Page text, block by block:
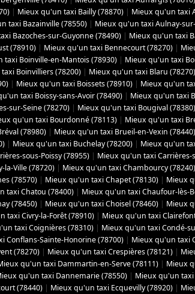
| Mieux qu'un taxi Bailly (78870) | Mieux qu'un taxi
taxi Bazainville (78550) | Mieux qu'un taxi Aulnay-
Bazoches-sur-Guyonne (78490) | Mieux qu'un taxi
(78910) | Mieux qu'un taxi Bennecourt (78270) |
taxi Boinville-en-Mantois (78930) | Mieux qu'un taxi
Boinvilliers (78200) | Mieux qu'un taxi Blaru (78270)
| Mieux qu'un taxi Boissets (78910) | Mieux qu'un
taxi Boissy-sans-Avoir (78490) | Mieux qu'un taxi
sur-Seine (78270) | Mieux qu'un taxi Bougival (78380)
qu'un taxi Bourdonné (78113) | Mieux qu'un taxi
(78980) | Mieux qu'un taxi Brueil-en-Vexin (78440)
| Mieux qu'un taxi Buchelay (78200) | Mieux qu'un
sous-Poissy (78955) | Mieux qu'un taxi Carrières-
la-Ville (78720) | Mieux qu'un taxi Chambourcy (78240)
(78570) | Mieux qu'un taxi Chapet (78130) | Mieux
taxi Chatou (78400) | Mieux qu'un taxi Chaufour-lès-
(78450) | Mieux qu'un taxi Choisel (78460) | Mieux
taxi Civry-la-Forêt (78910) | Mieux qu'un taxi
taxi Coignières (78310) | Mieux qu'un taxi Condé-
Conflans-Sainte-Honorine (78700) | Mieux qu'un taxi
(78270) | Mieux qu'un taxi Crespières (78121) |
qu'un taxi Dammartin-en-Serve (78111) | Mieux
qu'un taxi Dannemarie (78550) | Mieux qu'un taxi
(78440) | Mieux qu'un taxi Ecquevilly (78920) |